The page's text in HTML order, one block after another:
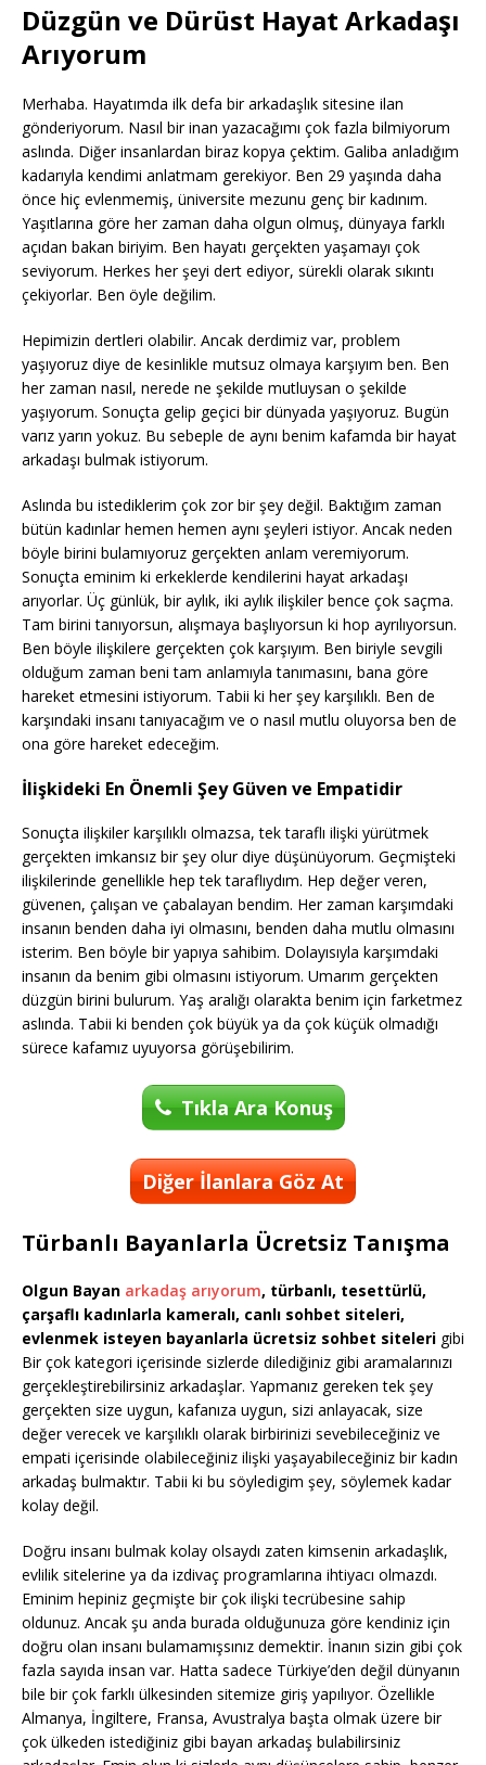
Düzgün ve Dürüst Hayat Arkadaşı
Arıyorum
Merhaba. Hayatımda ilk defa bir arkadaşlık sitesine ilan
gönderiyorum. Nasıl bir inan yazacağımı çok fazla bilmiyorum
aslında. Diğer insanlardan biraz kopya çektim. Galiba anladığım
kadarıyla kendimi anlatmam gerekiyor. Ben 29 yaşında daha
önce hiç evlenmemiş, üniversite mezunu genç bir kadınım.
Yaşıtlarına göre her zaman daha olgun olmuş, dünyaya farklı
açıdan bakan biriyim. Ben hayatı gerçekten yaşamayı çok
seviyorum. Herkes her şeyi dert ediyor, sürekli olarak sıkıntı
çekiyorlar. Ben öyle değilim.
Hepimizin dertleri olabilir. Ancak derdimiz var, problem
yaşıyoruz diye de kesinlikle mutsuz olmaya karşıyım ben. Ben
her zaman nasıl, nerede ne şekilde mutluysan o şekilde
yaşıyorum. Sonuçta gelip geçici bir dünyada yaşıyoruz. Bugün
varız yarın yokuz. Bu sebeple de aynı benim kafamda bir hayat
arkadaşı bulmak istiyorum.
Aslında bu istediklerim çok zor bir şey değil. Baktığım zaman
bütün kadınlar hemen hemen aynı şeyleri istiyor. Ancak neden
böyle birini bulamıyoruz gerçekten anlam veremiyorum.
Sonuçta eminim ki erkeklerde kendilerini hayat arkadaşı
arıyorlar. Üç günlük, bir aylık, iki aylık ilişkiler bence çok saçma.
Tam birini tanıyorsun, alışmaya başlıyorsun ki hop ayrılıyorsun.
Ben böyle ilişkilere gerçekten çok karşıyım. Ben biriyle sevgili
olduğum zaman beni tam anlamıyla tanımasını, bana göre
hareket etmesini istiyorum. Tabii ki her şey karşılıklı. Ben de
karşındaki insanı tanıyacağım ve o nasıl mutlu oluyorsa ben de
ona göre hareket edeceğim.
İlişkideki En Önemli Şey Güven ve Empatidir
Sonuçta ilişkiler karşılıklı olmazsa, tek taraflı ilişki yürütmek
gerçekten imkansız bir şey olur diye düşünüyorum. Geçmişteki
ilişkilerinde genellikle hep tek taraflıydım. Hep değer veren,
güvenen, çalışan ve çabalayan bendim. Her zaman karşımdaki
insanın benden daha iyi olmasını, benden daha mutlu olmasını
isterim. Ben böyle bir yapıya sahibim. Dolayısıyla karşımdaki
insanın da benim gibi olmasını istiyorum. Umarım gerçekten
düzgün birini bulurum. Yaş aralığı olarakta benim için farketmez
aslında. Tabii ki benden çok büyük ya da çok küçük olmadığı
sürece kafamız uyuyorsa görüşebilirim.
Tıkla Ara Konuş
Diğer İlanlara Göz At
Türbanlı Bayanlarla Ücretsiz Tanışma
Olgun Bayan arkadaş arıyorum, türbanlı, tesettürlü,
çarşaflı kadınlarla kameralı, canlı sohbet siteleri,
evlenmek isteyen bayanlarla ücretsiz sohbet siteleri gibi
Bir çok kategori içerisinde sizlerde dilediğiniz gibi aramalarınızı
gerçekleştirebilirsiniz arkadaşlar. Yapmanız gereken tek şey
gerçekten size uygun, kafanıza uygun, sizi anlayacak, size
değer verecek ve karşılıklı olarak birbirinizi sevebileceğiniz ve
empati içerisinde olabileceğiniz ilişki yaşayabileceğiniz bir kadın
arkadaş bulmaktır. Tabii ki bu söyledigim şey, söylemek kadar
kolay değil.
Doğru insanı bulmak kolay olsaydı zaten kimsenin arkadaşlık,
evlilik sitelerine ya da izdivaç programlarına ihtiyacı olmazdı.
Eminim hepiniz geçmişte bir çok ilişki tecrübesine sahip
oldunuz. Ancak şu anda burada olduğunuza göre kendiniz için
doğru olan insanı bulamamışsınız demektir. İnanın sizin gibi çok
fazla sayıda insan var. Hatta sadece Türkiye’den değil dünyanın
bile bir çok farklı ülkesinden sitemize giriş yapılıyor. Özellikle
Almanya, İngiltere, Fransa, Avustralya başta olmak üzere bir
çok ülkeden istediğiniz gibi bayan arkadaş bulabilirsiniz